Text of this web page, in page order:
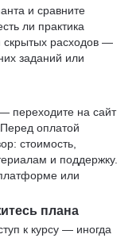
и сравните
ли практика
скрытых расходов —
заданий или
переходите на сайт
оплатой
стоимость,
и поддержку.
или
плана
к курсу — иногда